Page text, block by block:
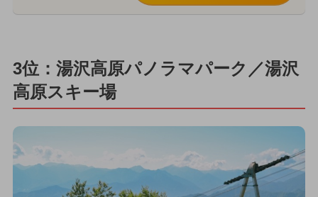
3位：湯沢高原パノラマパーク／湯沢
高原スキー場